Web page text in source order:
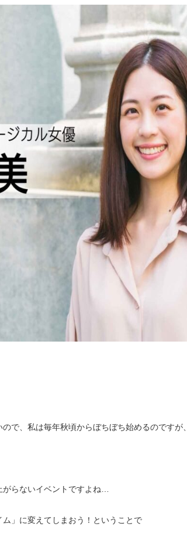
で、私は毎年秋頃からぼちぼち始めるのですが、
らないイベントですよね…
」に変えてしまおう！ということで